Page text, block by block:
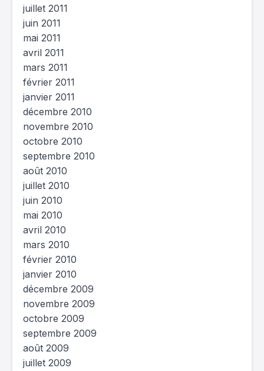
juillet 2011
juin 2011
mai 2011
avril 2011
mars 2011
février 2011
janvier 2011
décembre 2010
novembre 2010
octobre 2010
septembre 2010
août 2010
juillet 2010
juin 2010
mai 2010
avril 2010
mars 2010
février 2010
janvier 2010
décembre 2009
novembre 2009
octobre 2009
septembre 2009
août 2009
juillet 2009